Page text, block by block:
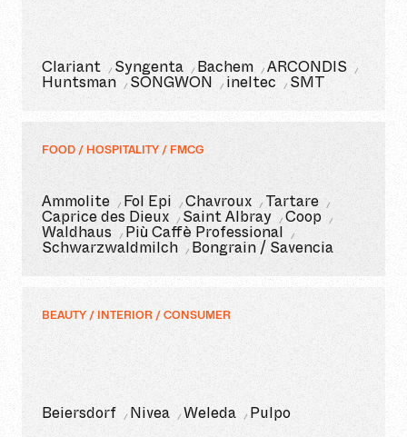
Clariant Syngenta Bachem
ARCONDIS
Huntsman
SONGWON ineltec SMT
FOOD / HOSPITALITY / FMCG
Ammolite Fol Epi Chavroux
Tartare
Caprice des Dieux
Saint Albray
Coop
Waldhaus
Più Caffè Professional
Schwarzwaldmilch
Bongrain / Savencia
BEAUTY / INTERIOR / CONSUMER
Beiersdorf Nivea Weleda Pulpo